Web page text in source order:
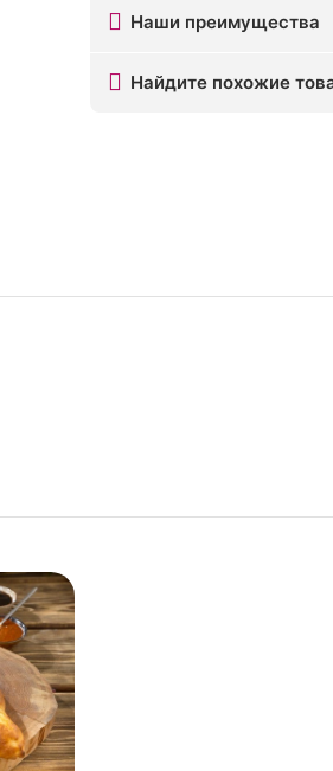
Наши преимущества
Найдите похожие